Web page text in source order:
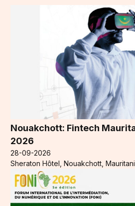
Nouakchott: Fintech
2026
28-09-2026
Sheraton Hôtel, Nouakchott,